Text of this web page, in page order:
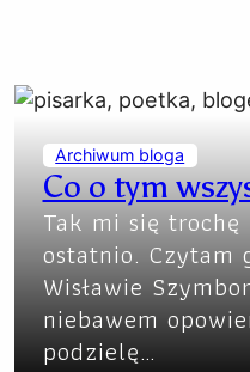
Archiwum bloga
Co o tym
Tak mi się
ostatnio. Czytam
Wisławie
niebawem
podzielę…